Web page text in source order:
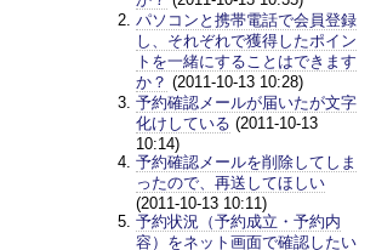
パソコンと携帯電話で会員登録
し、それぞれで獲得したポイン
トを一緒にすることはできます
か？ (2011-10-13 10:28)
予約確認メールが届いたが文字
化けしている (2011-10-13
10:14)
予約確認メールを削除してしま
ったので、再送してほしい
(2011-10-13 10:11)
予約状況（予約成立・予約内
容）をネット画面で確認したい